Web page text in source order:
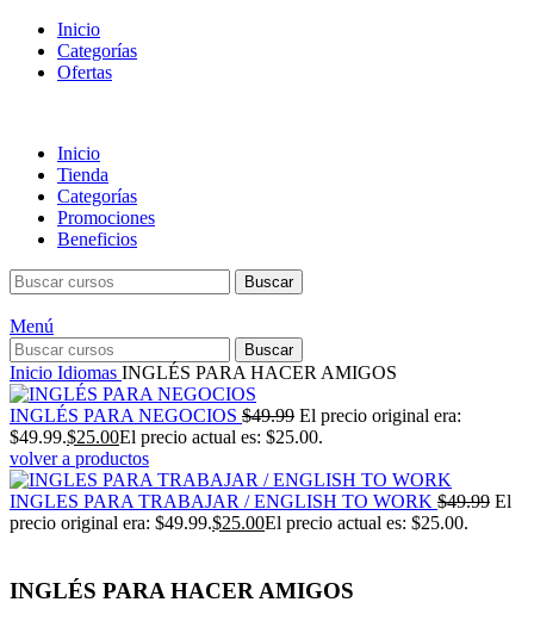
Inicio
Categorías
Ofertas
Inicio
Tienda
Categorías
Promociones
Beneficios
Buscar
Menú
Buscar
Inicio Idiomas INGLÉS PARA HACER AMIGOS
INGLÉS PARA NEGOCIOS $49.99 El precio original era:
$49.99.$25.00El precio actual es: $25.00.
volver a productos
INGLES PARA TRABAJAR / ENGLISH TO WORK $49.99 El
precio original era: $49.99.$25.00El precio actual es: $25.00.
INGLÉS PARA HACER AMIGOS